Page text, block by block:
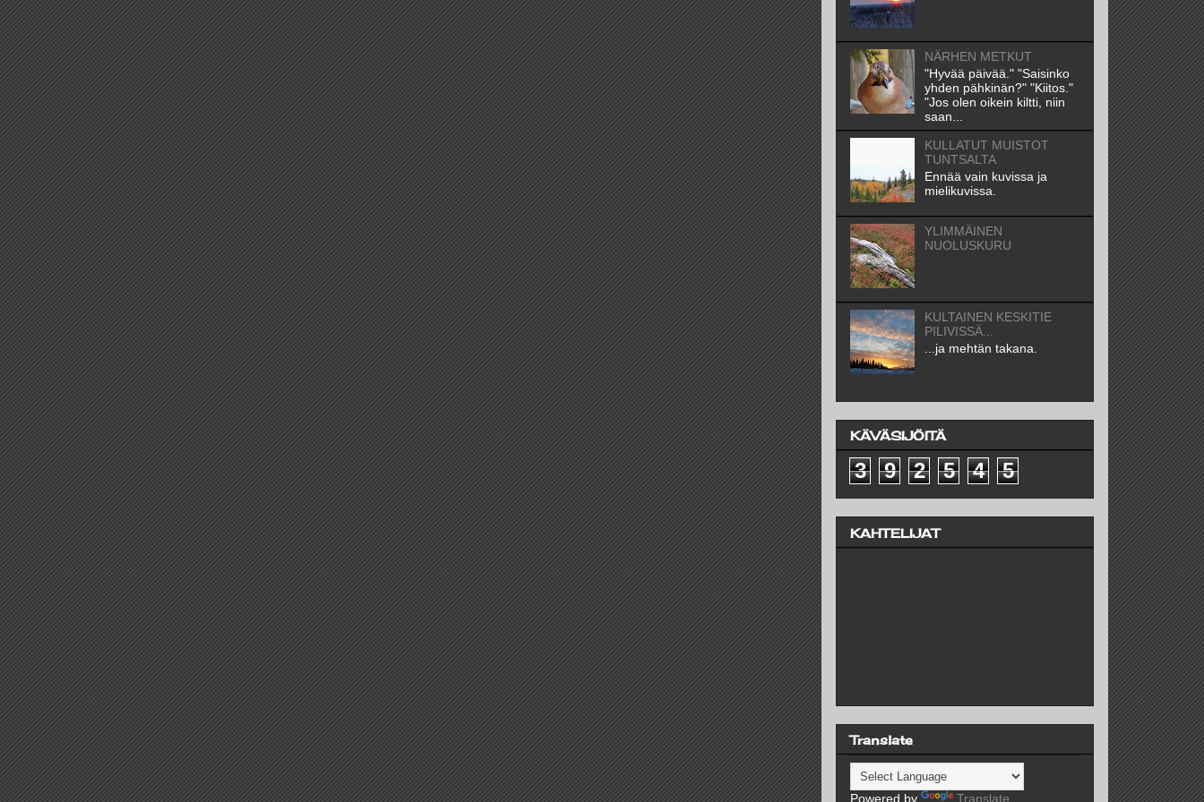
NÄRHEN METKUT
"Hyvää päivää." "Saisinko
yhden pähkinän?" "Kiitos."
"Jos olen oikein kiltti, niin
saan...
KULLATUT MUISTOT
TUNTSALTA
Ennää vain kuvissa ja
mielikuvissa.
YLIMMÄINEN
NUOLUSKURU
KULTAINEN KESKITIE
PILIVISSÄ...
...ja mehtän takana.
KÄVÄSIJÖITÄ
3 9 2 5 4 5
KAHTELIJAT
Translate
Powered by Translate